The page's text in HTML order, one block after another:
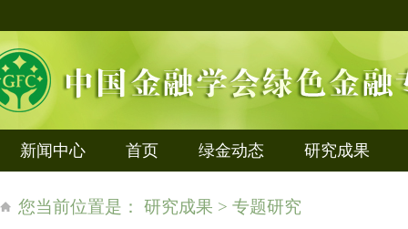
新闻中心 首页 绿金动态 研究成果
您当前位置是： 研究成果 > 专题研究